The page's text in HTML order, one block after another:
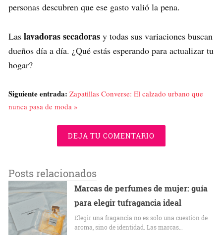
personas descubren que ese gasto valió la pena.
Las lavadoras secadoras y todas sus variaciones buscan
dueños día a día. ¿Qué estás esperando para actualizar tu
hogar?
Siguiente entrada: Zapatillas Converse: El calzado urbano que
nunca pasa de moda »
DEJA TU COMENTARIO
Posts relacionados
Marcas de perfumes de mujer: guía
para elegir tufragancia ideal
Elegir una fragancia no es solo una cuestión de
aroma, sino de identidad. Las marcas…